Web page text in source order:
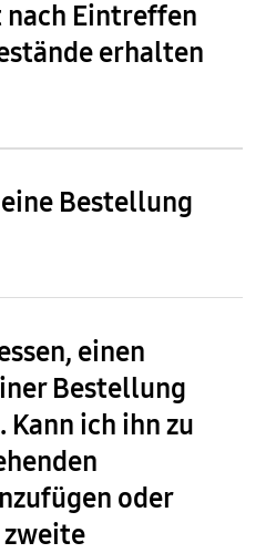
Eintreffen
erhalten
Bestellung
einen
Bestellung
Kann ich ihn zu
oder
zweite